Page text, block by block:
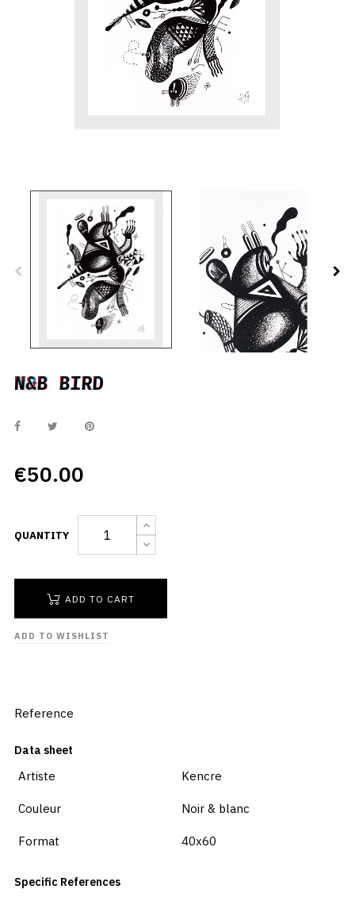
N&B BIRD
N&B BIRD
€50.00
QUANTITY
ADD TO CART
ADD TO WISHLIST
Reference
Data sheet
Artiste Kencre
Couleur Noir & blanc
Format 40x60
Specific References